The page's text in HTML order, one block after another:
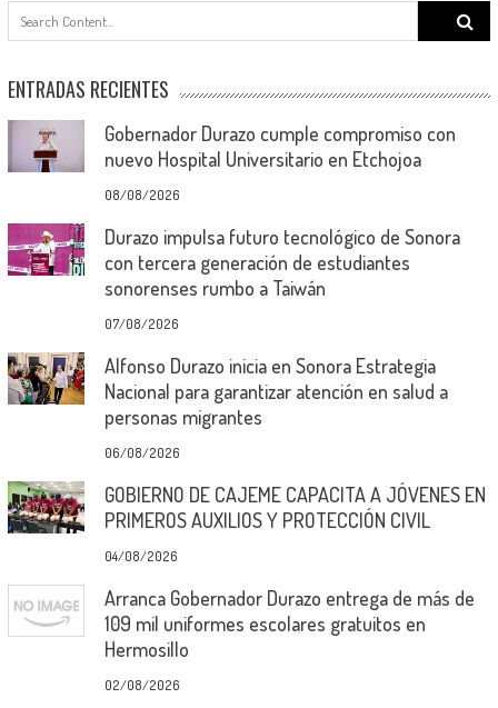
Search
for:
ENTRADAS RECIENTES
Gobernador Durazo cumple compromiso con
nuevo Hospital Universitario en Etchojoa
08/08/2026
Durazo impulsa futuro tecnológico de Sonora
con tercera generación de estudiantes
sonorenses rumbo a Taiwán
07/08/2026
Alfonso Durazo inicia en Sonora Estrategia
Nacional para garantizar atención en salud a
personas migrantes
06/08/2026
GOBIERNO DE CAJEME CAPACITA A JÓVENES EN
PRIMEROS AUXILIOS Y PROTECCIÓN CIVIL
04/08/2026
Arranca Gobernador Durazo entrega de más de
109 mil uniformes escolares gratuitos en
Hermosillo
02/08/2026